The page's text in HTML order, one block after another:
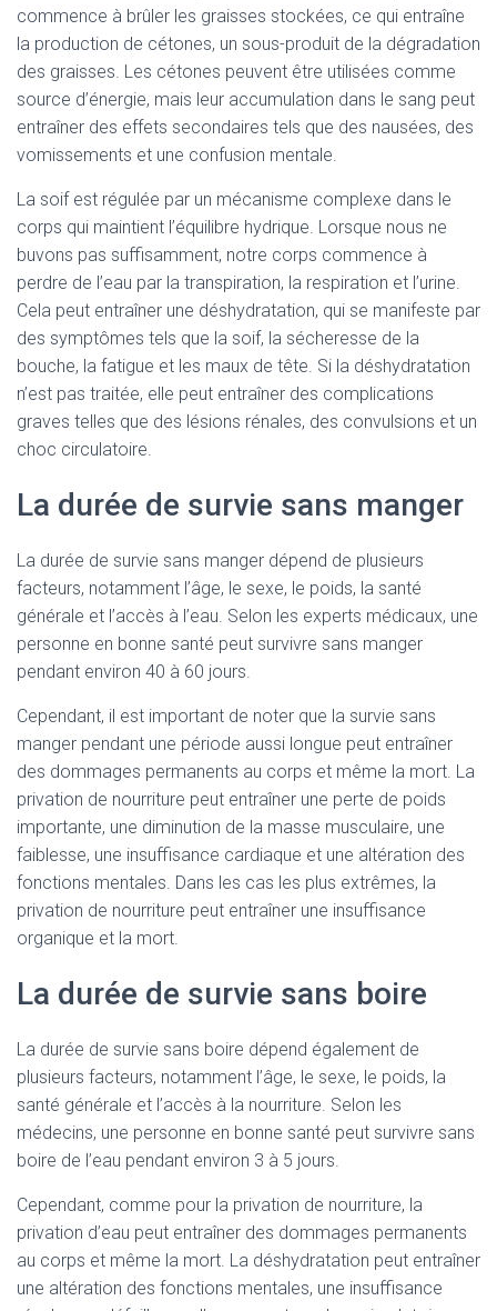
commence à brûler les graisses stockées, ce qui entraîne
la production de cétones, un sous-produit de la dégradation
des graisses. Les cétones peuvent être utilisées comme
source d’énergie, mais leur accumulation dans le sang peut
entraîner des effets secondaires tels que des nausées, des
vomissements et une confusion mentale.
La soif est régulée par un mécanisme complexe dans le
corps qui maintient l’équilibre hydrique. Lorsque nous ne
buvons pas suffisamment, notre corps commence à
perdre de l’eau par la transpiration, la respiration et l’urine.
Cela peut entraîner une déshydratation, qui se manifeste par
des symptômes tels que la soif, la sécheresse de la
bouche, la fatigue et les maux de tête. Si la déshydratation
n’est pas traitée, elle peut entraîner des complications
graves telles que des lésions rénales, des convulsions et un
choc circulatoire.
La durée de survie sans manger
La durée de survie sans manger dépend de plusieurs
facteurs, notamment l’âge, le sexe, le poids, la santé
générale et l’accès à l’eau. Selon les experts médicaux, une
personne en bonne santé peut survivre sans manger
pendant environ 40 à 60 jours.
Cependant, il est important de noter que la survie sans
manger pendant une période aussi longue peut entraîner
des dommages permanents au corps et même la mort. La
privation de nourriture peut entraîner une perte de poids
importante, une diminution de la masse musculaire, une
faiblesse, une insuffisance cardiaque et une altération des
fonctions mentales. Dans les cas les plus extrêmes, la
privation de nourriture peut entraîner une insuffisance
organique et la mort.
La durée de survie sans boire
La durée de survie sans boire dépend également de
plusieurs facteurs, notamment l’âge, le sexe, le poids, la
santé générale et l’accès à la nourriture. Selon les
médecins, une personne en bonne santé peut survivre sans
boire de l’eau pendant environ 3 à 5 jours.
Cependant, comme pour la privation de nourriture, la
privation d’eau peut entraîner des dommages permanents
au corps et même la mort. La déshydratation peut entraîner
une altération des fonctions mentales, une insuffisance